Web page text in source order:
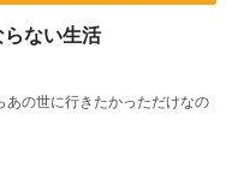
ない生活